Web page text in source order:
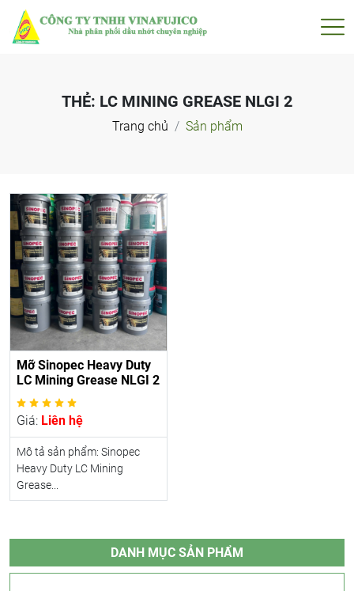
THẺ: LC MINING GREASE NLGI 2
Trang chủ Sản phẩm
Mỡ Sinopec Heavy Duty
LC Mining Grease NLGI 2
Giá: Liên hệ
Mô tả sản phẩm: Sinopec
Heavy Duty LC Mining
Grease...
DANH MỤC SẢN PHẨM